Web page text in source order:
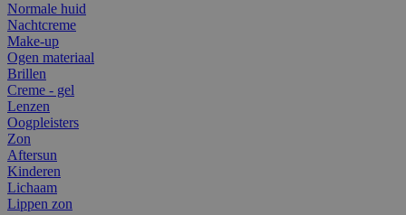
Normale huid
Nachtcreme
Make-up
Ogen materiaal
Brillen
Creme - gel
Lenzen
Oogpleisters
Zon
Aftersun
Kinderen
Lichaam
Lippen zon